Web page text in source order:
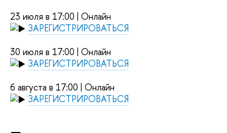
23 июля в 17:00 | Онлайн
ЗАРЕГИСТРИРОВАТЬСЯ
30 июля в 17:00 | Онлайн
ЗАРЕГИСТРИРОВАТЬСЯ
6 августа в 17:00 | Онлайн
ЗАРЕГИСТРИРОВАТЬСЯ